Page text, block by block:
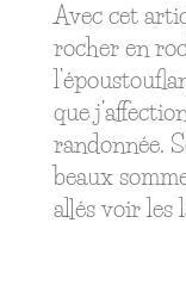
Avec cet
rocher en
que
randonnée.
beaux
allés voir les